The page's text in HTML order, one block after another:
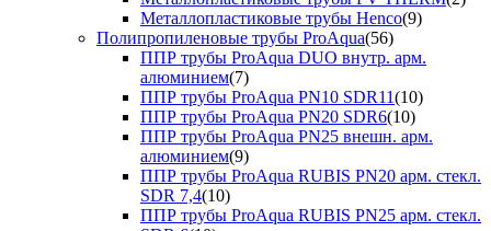
Металлопластиковые трубы Henco(9)
Полипропиленовые трубы ProAqua(56)
ППР трубы ProAqua DUO внутр. арм.
алюминием(7)
ППР трубы ProAqua PN10 SDR11(10)
ППР трубы ProAqua PN20 SDR6(10)
ППР трубы ProAqua PN25 внешн. арм.
алюминием(9)
ППР трубы ProAqua RUBIS PN20 арм. стекл.
SDR 7,4(10)
ППР трубы ProAqua RUBIS PN25 арм. стекл.